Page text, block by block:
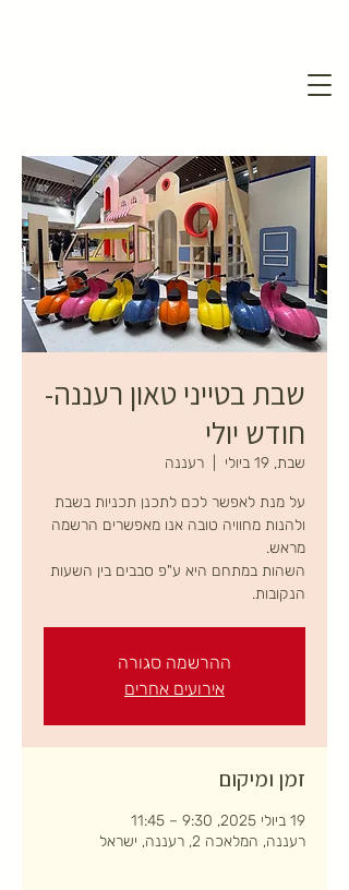
שבת בטייני טאון רעננה-
חודש יולי
שבת, 19 ביולי רעננה
על מנת לאפשר לכם לתכנן תכניות בשבת
ולהנות מחוויה טובה אנו מאפשרים הרשמה
השהות במתחם היא ע"פ סבבים בין השעות
הנקובות.
ההרשמה סגורה
אירועים אחרים
זמן ומיקום
19 ביולי 2025, 9:30 – 11:45
רעננה, המלאכה 2, רעננה, ישראל